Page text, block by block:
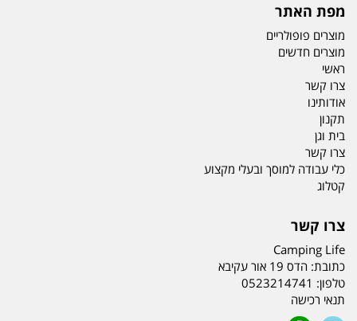
מפת האתר
מוצרים פופולריים
מוצרים חדשים
ראשי
צרו קשר
אודותינו
תקנון
בית וגן
צרו קשר
כלי עבודה למוסך ובעלי מקצוע
קטלוג
צרו קשר
Camping Life
כתובת: הדס 19 אור עקיבא
טלפון: 0523214741
תנאי רכישה